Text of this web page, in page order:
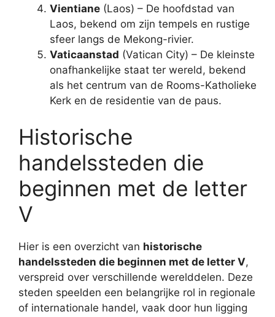
Vientiane (Laos) – De hoofdstad van
Laos, bekend om zijn tempels en rustige
sfeer langs de Mekong-rivier.
Vaticaanstad (Vatican City) – De kleinste
onafhankelijke staat ter wereld, bekend
als het centrum van de Rooms-Katholieke
Kerk en de residentie van de paus.
Historische
handelssteden die
beginnen met de letter
V
Hier is een overzicht van historische
handelssteden die beginnen met de letter V,
verspreid over verschillende werelddelen. Deze
steden speelden een belangrijke rol in regionale
of internationale handel, vaak door hun ligging